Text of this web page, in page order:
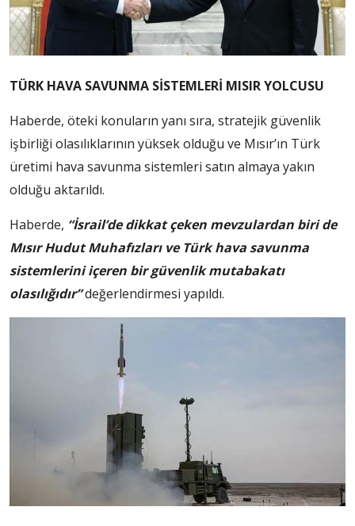
TÜRK HAVA SAVUNMA SİSTEMLERİ MISIR YOLCUSU
Haberde, öteki konuların yanı sıra, stratejik güvenlik
işbirliği olasılıklarının yüksek olduğu ve Mısır’ın Türk
üretimi hava savunma sistemleri satın almaya yakın
olduğu aktarıldı.
Haberde, “İsrail’de dikkat çeken mevzulardan biri de
Mısır Hudut Muhafızları ve Türk hava savunma
sistemlerini içeren bir güvenlik mutabakatı
olasılığıdır”değerlendirmesi yapıldı.